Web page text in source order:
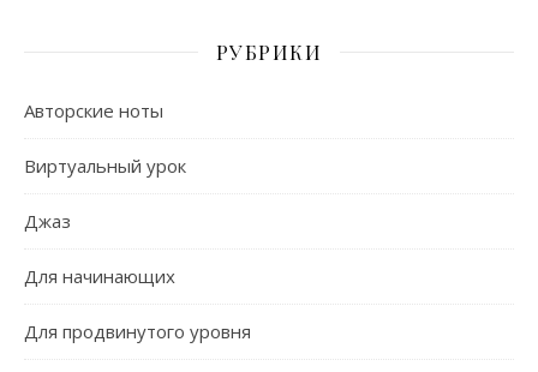
РУБРИКИ
Авторские ноты
Виртуальный урок
Джаз
Для начинающих
Для продвинутого уровня